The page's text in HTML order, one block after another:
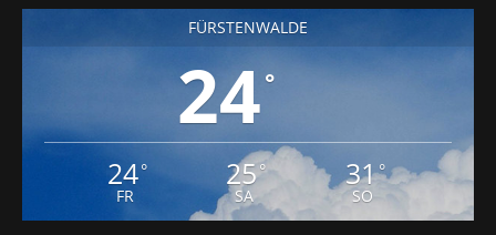
FÜRSTENWALDE
24°
24°
FR
25°
SA
31°
SO